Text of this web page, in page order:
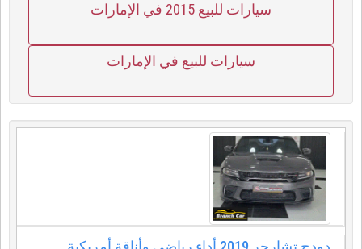
سيارات للبيع 2015 في الإمارات
سيارات للبيع في الإمارات